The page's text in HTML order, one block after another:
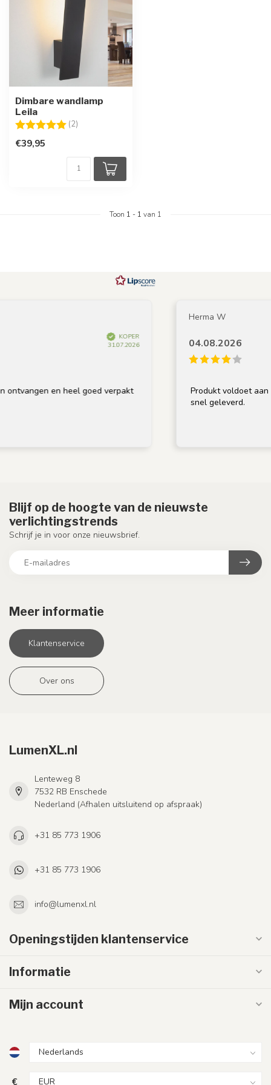
Dimbare wandlamp
Leila
Beoordeling: (2)
€39,95
Toon 1 - 1 van 1
KOPER
31.07.2026
en heel goed verpakt
Herma W
04.08.2026
Produkt voldoet aan
snel geleverd.
Meer informatie
Klantenservice
Over ons
Blijf op de hoogte van de nieuwste
verlichtingstrends
Schrijf je in voor onze nieuwsbrief.
LumenXL.nl
Lenteweg 8
7532 RB Enschede
Nederland (Afhalen uitsluitend op afspraak)
+31 85 773 1906
+31 85 773 1906
info@lumenxl.nl
Openingstijden klantenservice
Informatie
Mijn account
€